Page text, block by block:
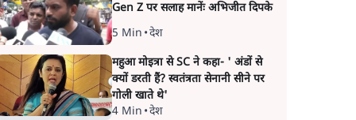
Gen Z पर सलाह मानेंः अभिजीत दिपके
5 Min •देश
महुआ मोइत्रा से SC ने कहा- ' अंडों से
क्यों डरती हैं? स्वतंत्रता सेनानी सीने पर
गोली खाते थे'
4 Min •देश